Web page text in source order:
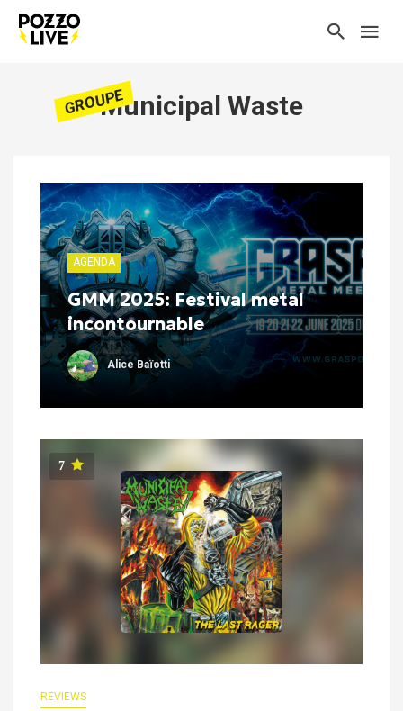
GROUPEMunicipal Waste
AGENDA
GMM 2025: Festival metal
incontournable
Alice Baïotti
7
REVIEWS